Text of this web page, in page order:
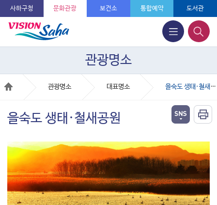
사하구청 문화관광 보건소 통합예약 도서관
관광명소
관광명소 대표명소 을숙도 생태·철새공원
을숙도 생태·철새공원